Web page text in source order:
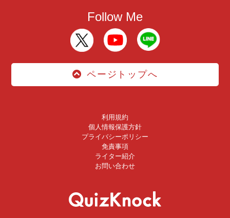
Follow Me
ページトップへ
利用規約
個人情報保護方針
プライバシーポリシー
免責事項
ライター紹介
お問い合わせ